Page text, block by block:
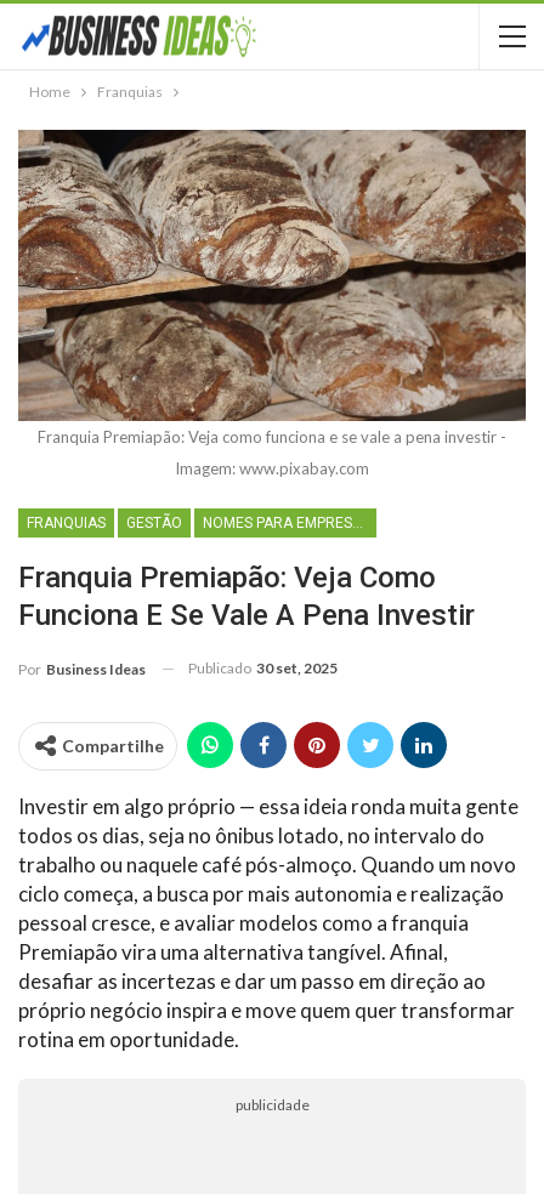
Home Franquias
Franquia Premiapão: Veja como funciona e se vale a pena investir -
Imagem: www.pixabay.com
FRANQUIAS GESTÃO
Franquia Premiapão: Veja Como
Funciona E Se Vale A Pena Investir
Por Business Ideas Publicado 30 set, 2025
Compartilhe
Investir em algo próprio — essa ideia ronda muita gente
todos os dias, seja no ônibus lotado, no intervalo do
trabalho ou naquele café pós-almoço. Quando um novo
ciclo começa, a busca por mais autonomia e realização
pessoal cresce, e avaliar modelos como a franquia
Premiapão vira uma alternativa tangível. Afinal,
desafiar as incertezas e dar um passo em direção ao
próprio negócio inspira e move quem quer transformar
rotina em oportunidade.
publicidade